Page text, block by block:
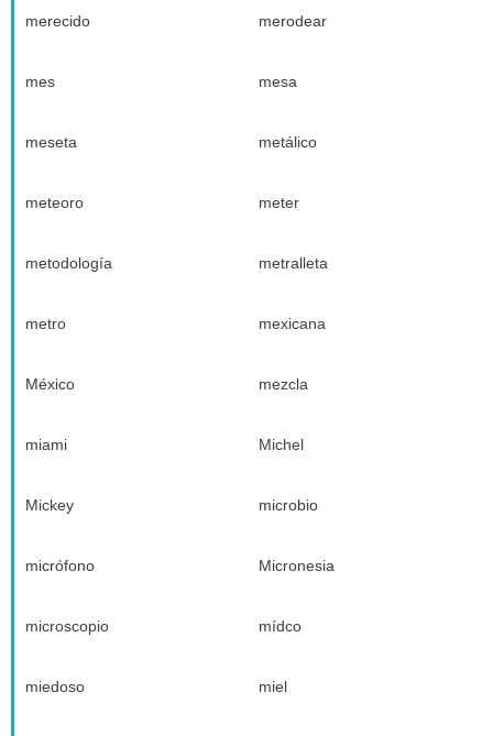
merecido merodear
mes mesa
meseta metálico
meteoro meter
metodología metralleta
metro mexicana
México mezcla
miami Michel
Mickey microbio
micrófono Micronesia
microscopio mídco
miedoso miel